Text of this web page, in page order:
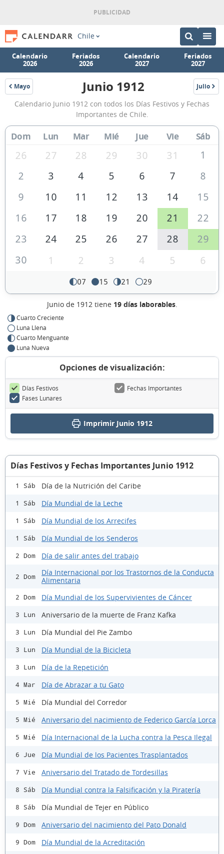
Chile
Calendario
2026
Feriados
2026
Calendario
2027
Feriados
2027
Mayo
1912
Calendario
Junio
1912
de
Chile
Junio 1912 Julio
1912
Calendario Junio 1912 con todos los Días Festivos y Fechas
Importantes de Chile.
Dom Lun Mar Mié Jue Vie Sáb
26 27 28 29 30 31
1
2
3 4 5 6 7
8
9
10 11 12 13 14
15
16
17 18 19 20 21
22
23
24 25 26 27 28
29
30
1 2 3 4 5 6
07 15 21 29
Junio de 1912 tiene 19 días laborables.
Cuarto Creciente
Luna Llena
Cuarto Menguante
Luna Nueva
Opciones de visualización:
Días Festivos
Fechas Importantes
Fases Lunares
Imprimir Junio 1912
Días Festivos y Fechas Importantes Junio 1912
1 Sáb Día de la Nutrición del Caribe
1 Sáb Día Mundial de la Leche
1 Sáb Día Mundial de los Arrecifes
1 Sáb Día Mundial de los Senderos
2 Dom Día de salir antes del trabajo
2 Dom
Día Internacional por los Trastornos de la Conducta
Alimentaria
2 Dom Día Mundial de los Supervivientes de Cáncer
3 Lun Aniversario de la muerte de Franz Kafka
3 Lun Día Mundial del Pie Zambo
3 Lun Día Mundial de la Bicicleta
3 Lun Día de la Repetición
4 Mar Día de Abrazar a tu Gato
5 Mié Día Mundial del Corredor
5 Mié Aniversario del nacimiento de Federico García Lorca
5 Mié Día Internacional de la Lucha contra la Pesca Ilegal
6 Jue Día Mundial de los Pacientes Trasplantados
7 Vie Aniversario del Tratado de Tordesillas
8 Sáb Día Mundial contra la Falsificación y la Piratería
8 Sáb Día Mundial de Tejer en Público
9 Dom Aniversario del nacimiento del Pato Donald
9 Dom Día Mundial de la Acreditación